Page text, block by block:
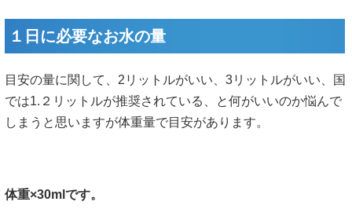
１日に必要なお水の量
目安の量に関して、2リットルがいい、3リットルがいい、国
では1.２リットルが推奨されている、と何がいいのか悩んで
しまうと思いますが体重量で目安があります。
体重×30mlです。